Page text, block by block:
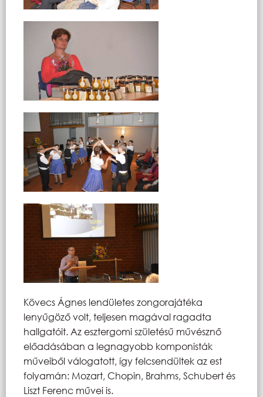
Kövecs Ágnes lendületes zongorajátéka
lenyűgöző volt, teljesen magával ragadta
hallgatóit. Az esztergomi születésű művésznő
előadásában a legnagyobb komponisták
műveiből válogatott, így felcsendültek az est
folyamán: Mozart, Chopin, Brahms, Schubert és
Liszt Ferenc művei is.